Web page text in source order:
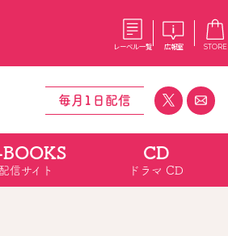
レーベル一覧 広報室 STORE
室
採用情報
毎月1日配信
信サイト
CD
ドラマ CD